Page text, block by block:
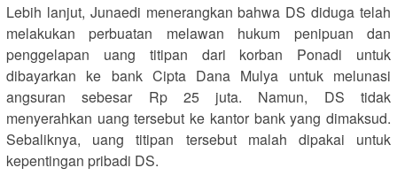
Lebih lanjut, Junaedi menerangkan bahwa DS diduga telah
melakukan perbuatan melawan hukum penipuan dan
penggelapan uang titipan dari korban Ponadi untuk
dibayarkan ke bank Cipta Dana Mulya untuk melunasi
angsuran sebesar Rp 25 juta. Namun, DS tidak
menyerahkan uang tersebut ke kantor bank yang dimaksud.
Sebaliknya, uang titipan tersebut malah dipakai untuk
kepentingan pribadi DS.